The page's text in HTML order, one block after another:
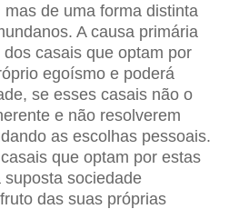
de uma forma distinta
A causa primária
casais que optam por
egoísmo e poderá
se esses casais não o
e não resolverem
as escolhas pessoais.
que optam por estas
sociedade
das suas próprias